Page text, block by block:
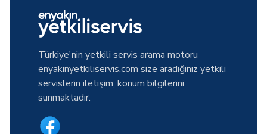
Türkiye'nin yetkili servis arama motoru
enyakinyetkiliservis.com size aradığınız yetkili
servislerin iletişim, konum bilgilerini
sunmaktadır.